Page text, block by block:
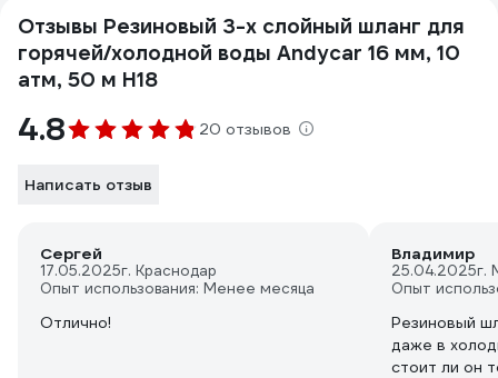
Отзывы Резиновый 3-х слойный шланг для
горячей/холодной воды Andycar 16 мм, 10
атм, 50 м H18
4.8 20 отзывов
Написать отзыв
Сергей
17.05.2025г. Краснодар
Опыт использования: Менее месяца
Отлично!
Владимир
25.04.2025г.
Опыт
Резиновый
даже в
стоит ли он